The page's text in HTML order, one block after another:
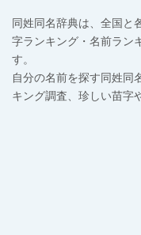
同姓同名辞典は、全国と
字ランキング・名前ラン
す。
自分の名前を探す同姓同
キング調査、珍しい苗字